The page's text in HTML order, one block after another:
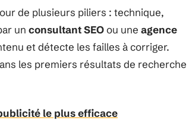
de plusieurs piliers : technique,
un consultant SEOou une agence
et détecte les failles à corriger.
les premiers résultats de recherche
le plus efficace